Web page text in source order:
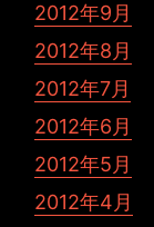
2012年9月
2012年8月
2012年7月
2012年6月
2012年5月
2012年4月